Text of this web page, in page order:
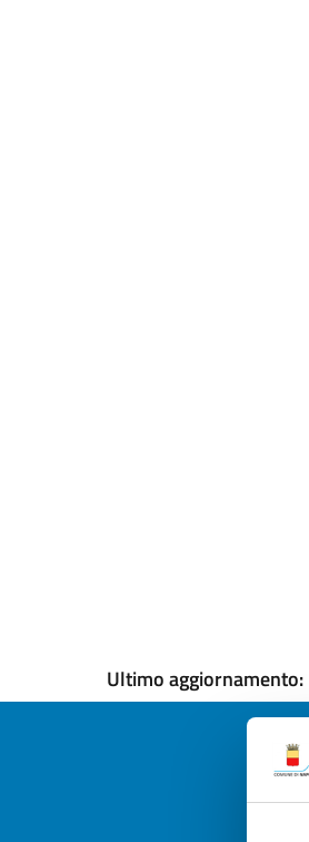
Ultimo aggiornamento: